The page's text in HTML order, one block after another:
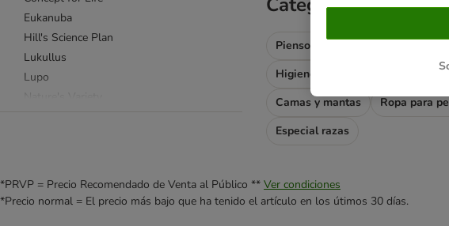
Eukanuba
Hill's Science Plan
Lukullus
Lupo
Taste of the Wild
Categorías
Pienso para perros
Higiene y cortapelos
Camas y mantas
Ropa para
Especial razas
*PRVP = Precio Recomendado de Venta al Público ** Ver condiciones
*Precio normal = El precio más bajo que ha tenido el artículo en los útimos 30 días.